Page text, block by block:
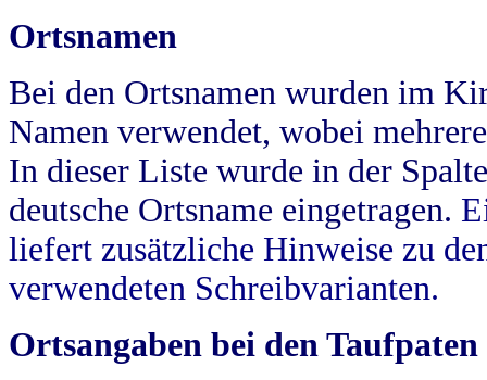
Ortsnamen
Bei den Ortsnamen wurden im
Namen verwendet, wobei
In dieser Liste wurde in der
deutsche Ortsname eingetragen.
liefert zusätzliche Hinweise zu
verwendeten Schreibvarianten.
Ortsangaben bei den Taufpaten